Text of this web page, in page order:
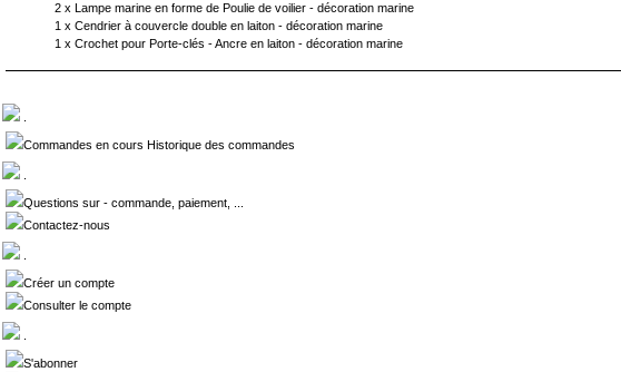
2 x
Lampe marine en forme de Poulie de voilier - décoration marine
1 x Cendrier à couvercle double en laiton - décoration marine
1 x Crochet pour Porte-clés - Ancre en laiton - décoration marine
Commandes en cours Historique des commandes
Questions sur - commande, paiement, ...
Contactez-nous
Créer un compte
Consulter le compte
S'abonner